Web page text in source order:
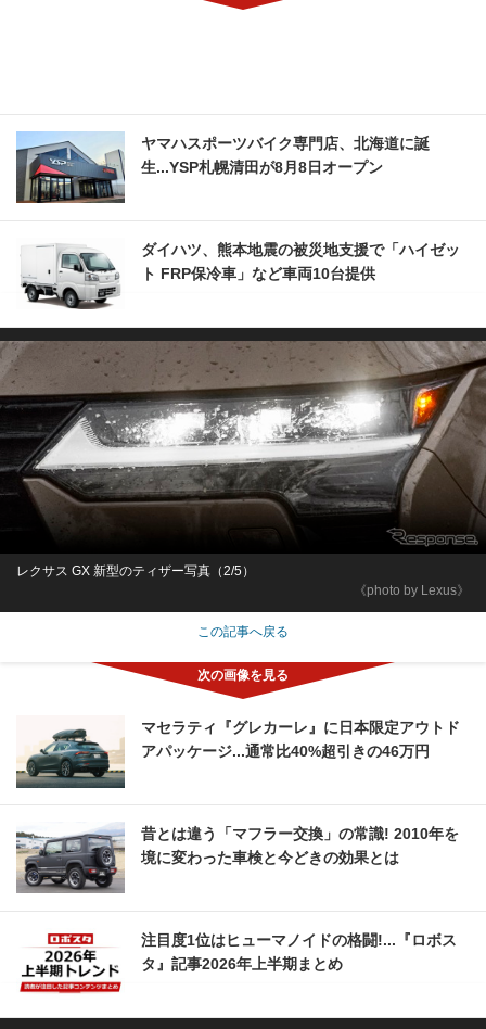
ヤマハスポーツバイク専門店、北海道に誕
生...YSP札幌清田が8月8日オープン
ダイハツ、熊本地震の被災地支援で「ハイゼッ
ト FRP保冷車」など車両10台提供
《photo by Lexus》
レクサス GX 新型のティザー写真（2/5）
この記事へ戻る
マセラティ『グレカーレ』に日本限定アウトド
アパッケージ...通常比40%超引きの46万円
昔とは違う「マフラー交換」の常識! 2010年を
境に変わった車検と今どきの効果とは
注目度1位はヒューマノイドの格闘!...『ロボス
タ』記事2026年上半期まとめ